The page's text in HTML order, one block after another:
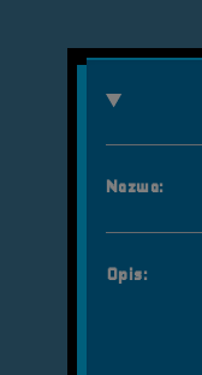
Nazwa:
Opis: